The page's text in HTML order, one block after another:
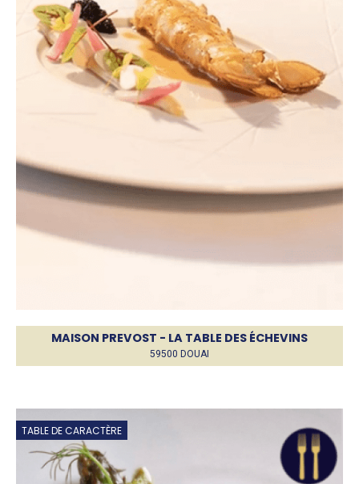
MAISON PREVOST - LA TABLE DES ÉCHEVINS
59500 DOUAI
TABLE DE CARACTÈRE